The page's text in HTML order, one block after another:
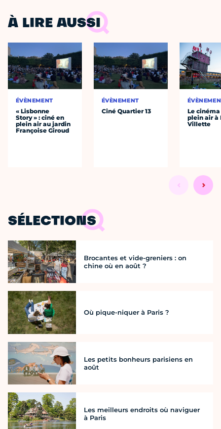
À LIRE AUSSI
ÉVÈNEMENT
« Lisbonne
Story » : ciné en
plein air au jardin
Françoise Giroud
ÉVÈNEMENT
Ciné Quartier 13
Le cinéma
plein air à
Villette
SÉLECTIONS
Brocantes et vide-greniers : on
chine où en août ?
Où pique-niquer à Paris ?
Les petits bonheurs parisiens en
août
Les meilleurs endroits où naviguer
à Paris